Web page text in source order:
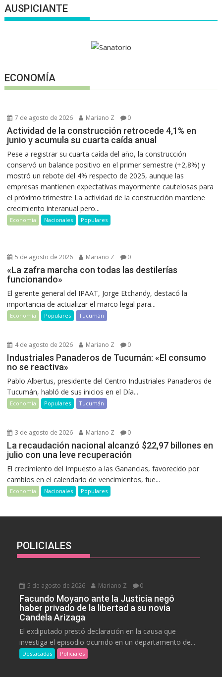
AUSPICIANTE
ECONOMÍA
7 de agosto de 2026 Mariano Z 0
Actividad de la construcción retrocede 4,1% en
junio y acumula su cuarta caída anual
Pese a registrar su cuarta caída del año, la construcción
conservó un balance positivo en el primer semestre (+2,8%) y
mostró un rebote del 4% respecto de 2025, aunque las
empresas mantienen expectativas mayormente cautelosas para
el próximo trimestre La actividad de la construcción mantiene
crecimiento interanual pero...
Economía Nacionales Populares
5 de agosto de 2026 Mariano Z 0
«La zafra marcha con todas las destilerías
funcionando»
El gerente general del IPAAT, Jorge Etchandy, destacó la
importancia de actualizar el marco legal para...
Economía Populares Tucumán
4 de agosto de 2026 Mariano Z 0
Industriales Panaderos de Tucumán: «El consumo
no se reactiva»
Pablo Albertus, presidente del Centro Industriales Panaderos de
Tucumán, habló de sus inicios en el Día...
Economía Populares Tucumán
3 de agosto de 2026 Mariano Z 0
La recaudación nacional alcanzó $22,97 billones en
julio con una leve recuperación
El crecimiento del Impuesto a las Ganancias, favorecido por
cambios en el calendario de vencimientos, fue...
Economía Nacionales Populares
POLICIALES
5 de agosto de 2026 Mariano Z 0
Facundo Moyano ante la Justicia negó
haber privado de la libertad a su novia
Candela Arizaga
El exdiputado prestó declaración en la causa que
investiga el episodio ocurrido en un departamento de...
Destacadas Policiales